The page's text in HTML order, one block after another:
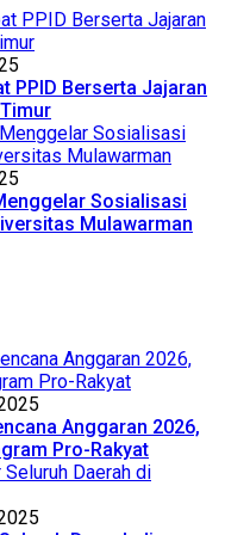
PPID Berserta Jajaran
Sosialisasi
Mulawarman
Anggaran 2026,
Pro-Rakyat